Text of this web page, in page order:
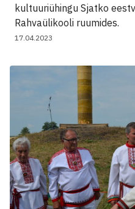
kultuuriühingu Sjatko
Rahvaülikooli ruumides.
17.04.2023